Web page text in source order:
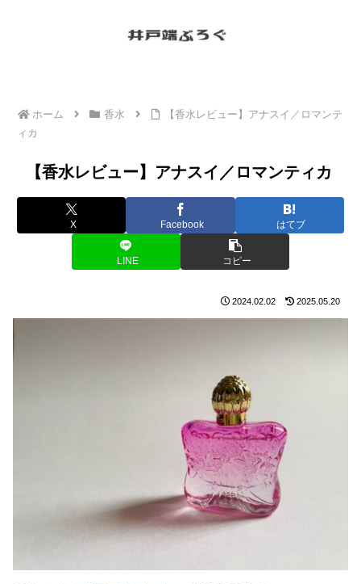
ホーム 香水
【香水レビュー】アナスイ／ロマンテ
ィカ
【香水レビュー】アナスイ／ロマンティカ
X Facebook はてブ
LINE コピー
2024.02.02 2025.05.20